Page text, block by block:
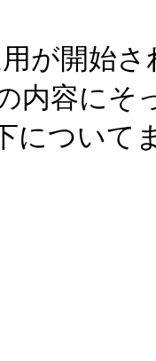
が開始
内容にそ
について